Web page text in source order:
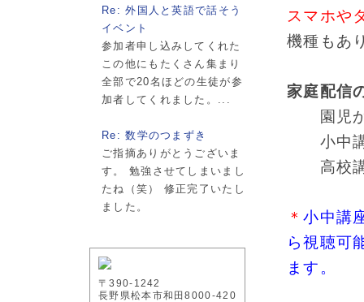
スマホや
機種もあ
家庭配信
園児か
小中講
高校講
＊小中講
ら視聴可
ます。
Re: 外国人と英語で話そう
イベント
参加者申し込みしてくれた
この他にもたくさん集まり
全部で20名ほどの生徒が参
加者してくれました。...
Re: 数学のつまずき
ご指摘ありがとうございま
す。 勉強させてしまいまし
たね（笑） 修正完了いたし
ました。
〒390-1242
長野県松本市和田8000-420